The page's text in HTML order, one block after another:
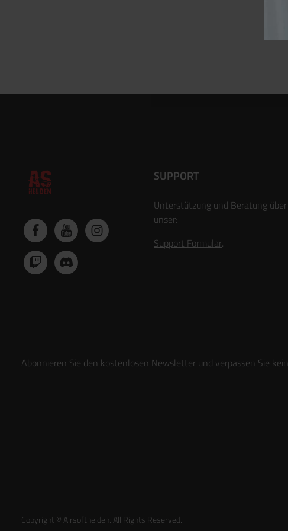
Abonnieren Sie den kostenlosen Newsletter und verpassen Sie
SUPPORT
Unterstützung und Beratung über
unser:
Support Formular.
Copyright © Airsofthelden. All Rights Reserved.